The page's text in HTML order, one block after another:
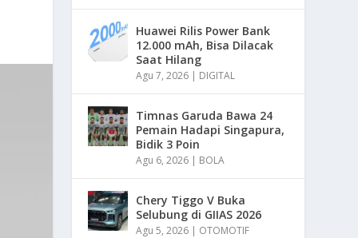
Huawei Rilis Power Bank
12.000 mAh, Bisa Dilacak
Saat Hilang
Agu 7, 2026 | DIGITAL
Timnas Garuda Bawa 24
Pemain Hadapi Singapura,
Bidik 3 Poin
Agu 6, 2026 | BOLA
Chery Tiggo V Buka
Selubung di GIIAS 2026
Agu 5, 2026 | OTOMOTIF